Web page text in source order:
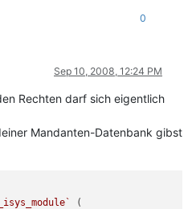
0
Sep 10, 2008, 12:24 PM
Rechten darf sich eigentlich
Mandanten-Datenbank gibst